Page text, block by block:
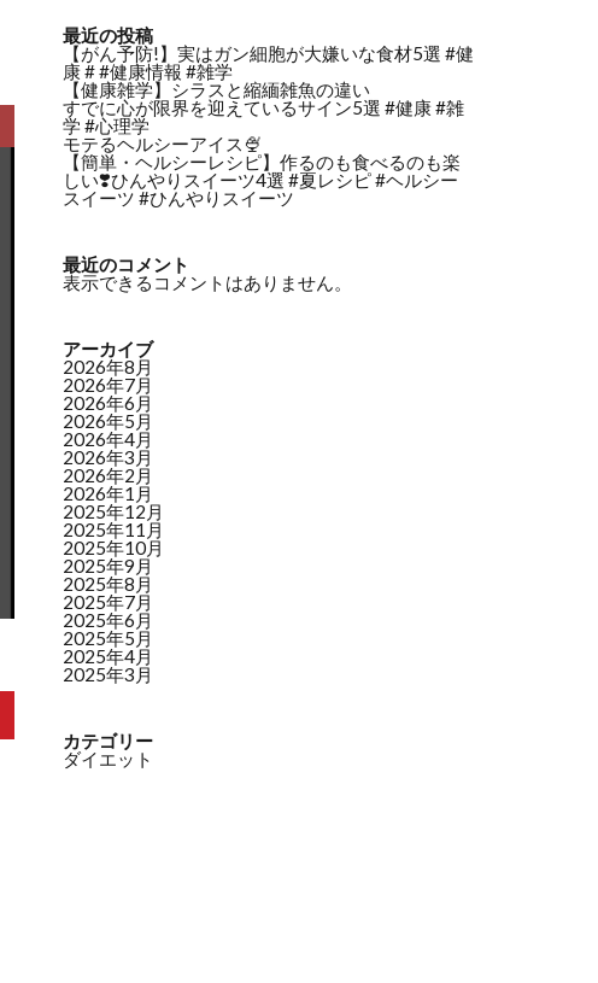
最近の投稿
【がん予防!】実はガン細胞が大嫌いな食材5選 #健
康 # #健康情報 #雑学
【健康雑学】シラスと縮緬雑魚の違い
すでに心が限界を迎えているサイン5選 #健康 #雑
学 #心理学
モテるヘルシーアイス🍨
【簡単・ヘルシーレシピ】作るのも食べるのも楽
しい❣️ひんやりスイーツ4選 #夏レシピ #ヘルシー
スイーツ #ひんやりスイーツ
最近のコメント
表示できるコメントはありません。
アーカイブ
2026年8月
2026年7月
2026年6月
2026年5月
2026年4月
2026年3月
2026年2月
2026年1月
2025年12月
2025年11月
2025年10月
2025年9月
2025年8月
2025年7月
2025年6月
2025年5月
2025年4月
2025年3月
カテゴリー
ダイエット